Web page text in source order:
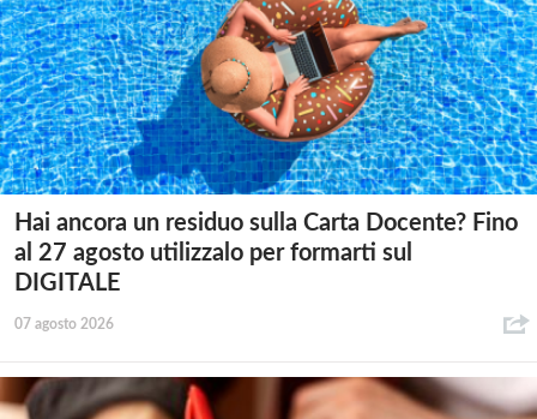
Hai ancora un residuo sulla Carta Docente? Fino
al 27 agosto utilizzalo per formarti sul
DIGITALE
07 agosto 2026